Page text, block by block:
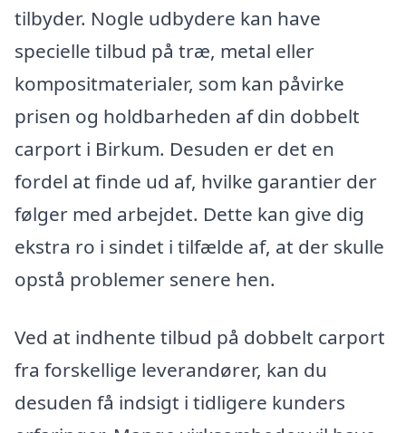
tilbyder. Nogle udbydere kan have
specielle tilbud på træ, metal eller
kompositmaterialer, som kan påvirke
prisen og holdbarheden af din dobbelt
carport i Birkum. Desuden er det en
fordel at finde ud af, hvilke garantier der
følger med arbejdet. Dette kan give dig
ekstra ro i sindet i tilfælde af, at der skulle
opstå problemer senere hen.
Ved at indhente tilbud på dobbelt carport
fra forskellige leverandører, kan du
desuden få indsigt i tidligere kunders